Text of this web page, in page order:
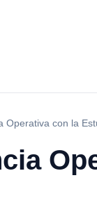
Operativa con la